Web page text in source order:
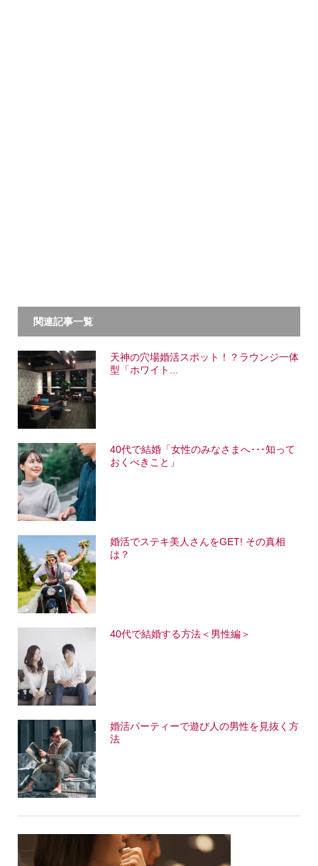
関連記事一覧
天神の穴場婚活スポット！？ラウンジ一体
型「ホワイト...
40代で結婚「女性のみなさまへ･･･知って
おくべきこと」
婚活でステキ美人さんをGET! その真相
は？
40代で結婚する方法＜男性編＞
婚活パーティーで遊び人の男性を見抜く方
法